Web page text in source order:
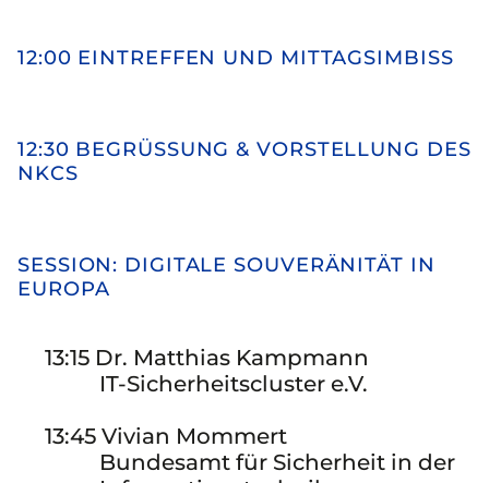
12:00 EINTREFFEN UND MITTAGSIMBISS
12:30 BEGRÜSSUNG & VORSTELLUNG DES N
KCS
SESSION: DIGITALE SOUVERÄNITÄT IN
EUROPA
13:15 Dr. Matthias Kampmann
IT-Sicherheitscluster e.V.
13:45 Vivian Mommert
Bundesamt für Sicherheit in der